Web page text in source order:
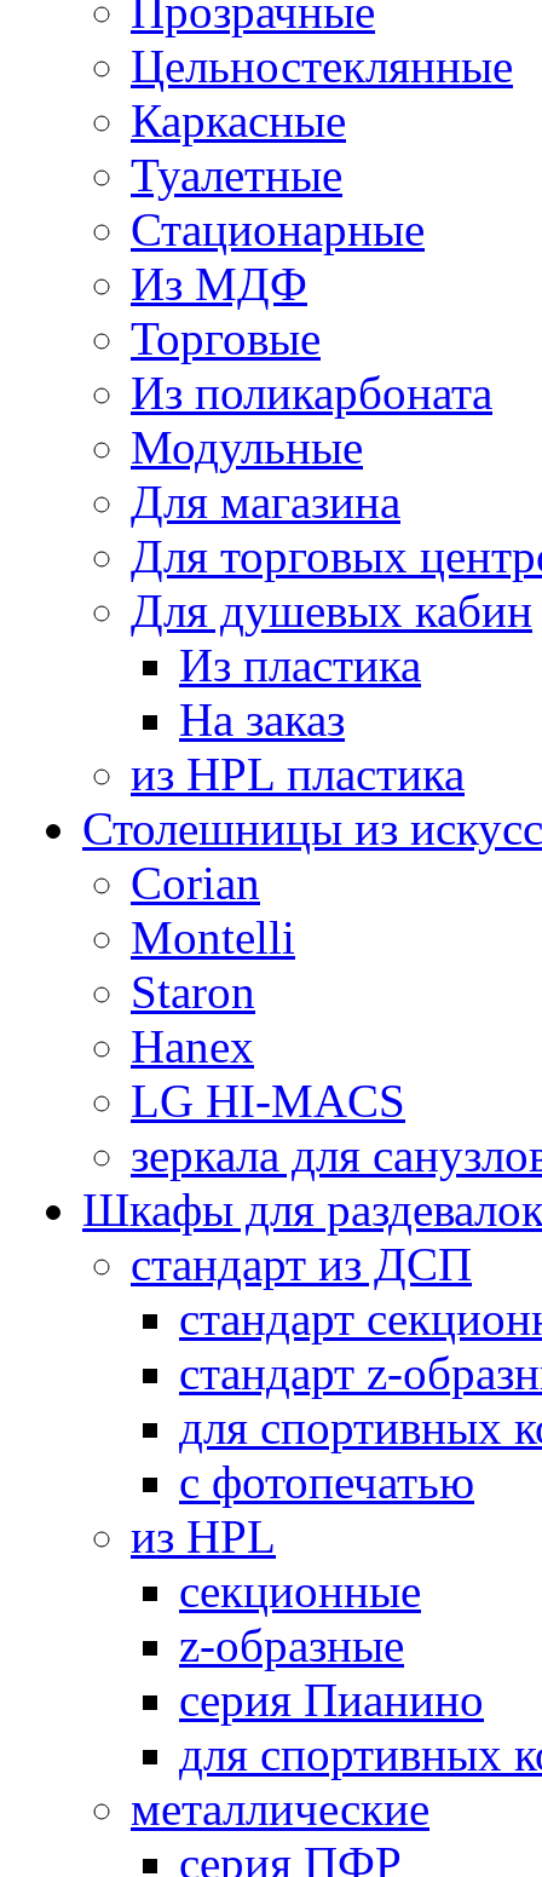
Прозрачные
Цельностеклянные
Каркасные
Туалетные
Стационарные
Из МДФ
Торговые
Из поликарбоната
Модульные
Для магазина
Для торговых
Для душевых кабин
Из пластика
На заказ
из HPL пластика
Столешницы из
Corian
Montelli
Staron
Hanex
LG HI-MACS
зеркала для
Шкафы для
стандарт из ДСП
стандарт
стандарт z-
для спортивных
с фотопечатью
из HPL
секционные
z-образные
серия Пианино
для спортивных
металлические
серия ПФР